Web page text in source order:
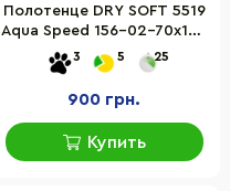
Полотенце DRY SOFT 5519
Aqua Speed 156-02-70х140
голубое 70 х 140 см
3 5 25
900 грн.
Купить